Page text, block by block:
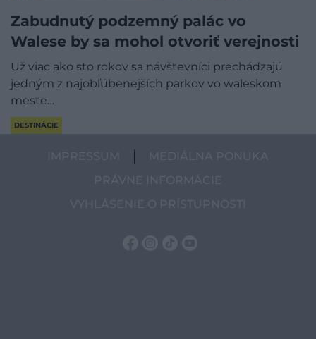
Zabudnutý podzemný palác vo
Walese by sa mohol otvoriť verejnosti
Už viac ako sto rokov sa návštevníci prechádzajú
jedným z najobľúbenejších parkov vo waleskom
meste…
DESTINÁCIE